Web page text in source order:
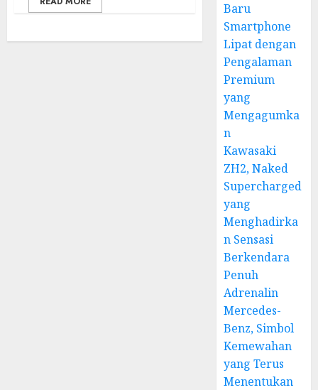
Baru
Smartphone
Lipat dengan
Pengalaman
Premium
yang
Mengagumka
n
Kawasaki
ZH2, Naked
Supercharged
yang
Menghadirka
n Sensasi
Berkendara
Penuh
Adrenalin
Mercedes-
Benz, Simbol
Kemewahan
yang Terus
Menentukan